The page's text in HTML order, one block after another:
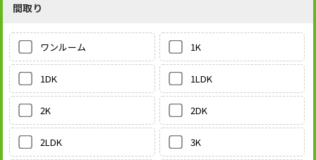
間取り
ワンルーム 1K
1DK 1LDK
2K 2DK
2LDK 3K